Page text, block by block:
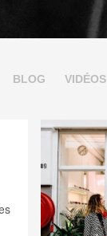
BLOG VIDÉOS